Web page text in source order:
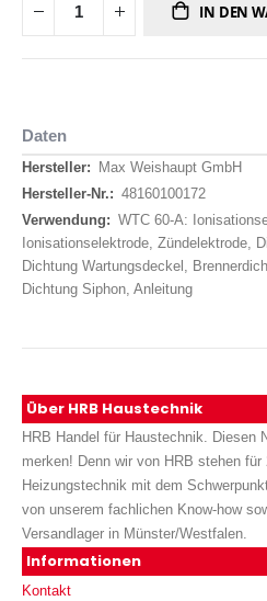
IN DEN
Daten
Daten
Max Weishaupt GmbH
48160100172
WTC 60-A:
Ionisationselektrode, Zündelektrode,
Dichtung Wartungsdeckel,
Dichtung Siphon, Anleitung
Über HRB Haustechnik
HRB Handel für Haustechnik. Diesen
merken! Denn wir von HRB stehen
Heizungstechnik mit dem
von unserem fachlichen Know-how
Versandlager in Münster/Westfalen.
Informationen
Kontakt